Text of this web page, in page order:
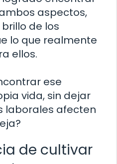
aspectos,
de los
lo que realmente
ellos.
ese
vida, sin dejar
laborales afecten
de cultivar